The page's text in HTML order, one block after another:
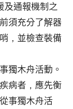
及通報機制之
須充分了解器
，並檢查裝備
獨木舟活動。
病者，應先衡
事獨木舟活